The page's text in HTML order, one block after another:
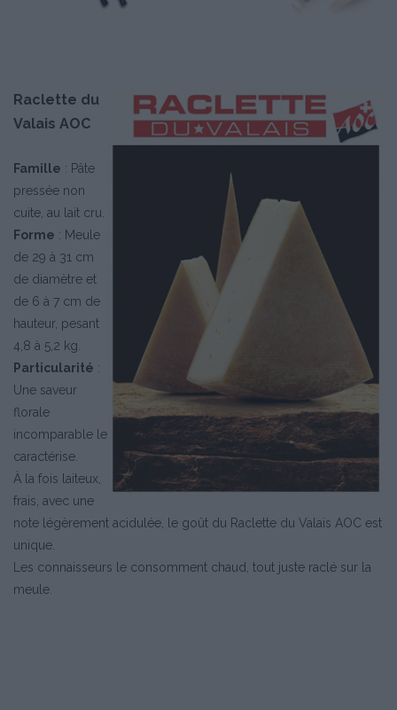
Raclette du
Valais AOC
Famille : Pâte
pressée non
cuite, au lait cru.
Forme : Meule
de 29 à 31 cm
de diamètre et
de 6 à 7 cm de
hauteur, pesant
4,8 à 5,2 kg.
Particularité :
Une saveur
florale
incomparable le
caractérise.
À la fois laiteux,
frais, avec une
note légèrement acidulée, le goût du Raclette du Valais AOC est
unique.
Les connaisseurs le consomment chaud, tout juste raclé sur la
meule.